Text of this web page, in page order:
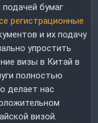
бумаг
регистрационные
и их подачу
упростить
визы в Китай в
полностью
делает нас
визой.